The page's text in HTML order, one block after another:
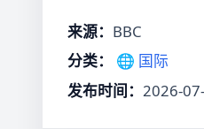
来源： BBC
分类：
🌐 国际
发布时间： 2026-